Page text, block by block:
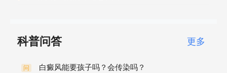
科普问答 更多
问 白癜风能要孩子吗？会传染吗？